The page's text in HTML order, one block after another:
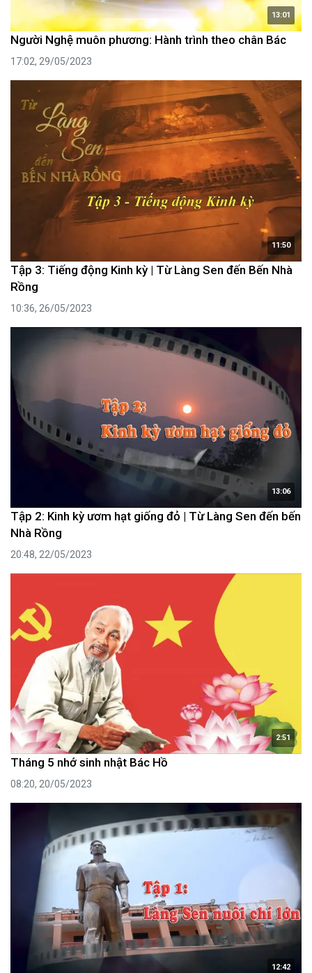
13:01
Người Nghệ muôn phương: Hành trình theo chân Bác
17:02, 29/05/2023
11:50
Tập 3: Tiếng động Kinh kỳ | Từ Làng Sen đến Bến Nhà
Rồng
10:36, 26/05/2023
13:06
Tập 2: Kinh kỳ ươm hạt giống đỏ | Từ Làng Sen đến bến
Nhà Rồng
20:48, 22/05/2023
2:51
Tháng 5 nhớ sinh nhật Bác Hồ
08:20, 20/05/2023
12:42